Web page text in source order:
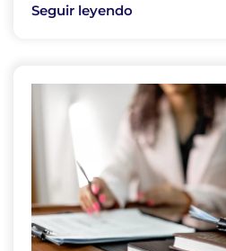
Seguir leyendo